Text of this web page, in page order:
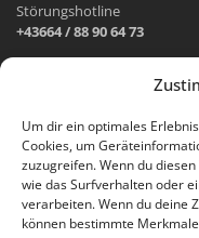
Um dir ein optimales
Cookies, um
zuzugreifen. Wenn du
wie das Surfverhalten oder
verarbeiten. Wenn du deine
können bestimmte
Störungshotline
+43664 / 88 90 64 73
Wr. Neustädter Straße 1
2733 Grünbach am
Öffnungszeiten
Montag: 8.00 – 12.00 Uhr